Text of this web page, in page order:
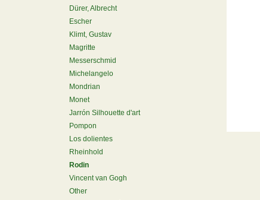
Dürer, Albrecht
Escher
Klimt, Gustav
Magritte
Messerschmid
Michelangelo
Mondrian
Monet
Jarrón Silhouette d'art
Pompon
Los dolientes
Rheinhold
Rodin
Vincent van Gogh
Other